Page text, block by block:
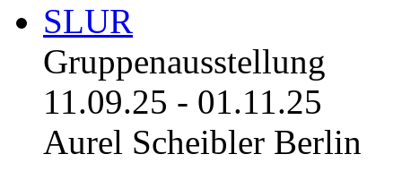
SLUR
Gruppenausstellung
11.09.25 - 01.11.25
Aurel Scheibler Berlin